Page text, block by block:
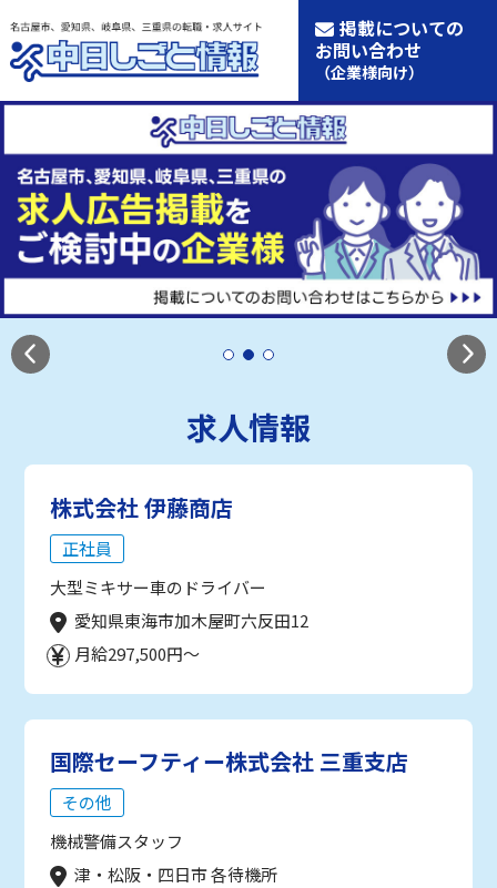
掲載についての
お問い合わせ
（企業様向け）
求人情報
株式会社 伊藤商店
正社員
大型ミキサー車のドライバー
愛知県東海市加木屋町六反田12
月給297,500円～
国際セーフティー株式会社 三重支店
その他
機械警備スタッフ
津・松阪・四日市 各待機所